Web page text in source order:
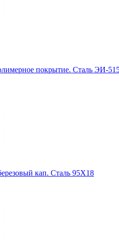
покрытие. Сталь ЭИ-
кап. Сталь 95Х18